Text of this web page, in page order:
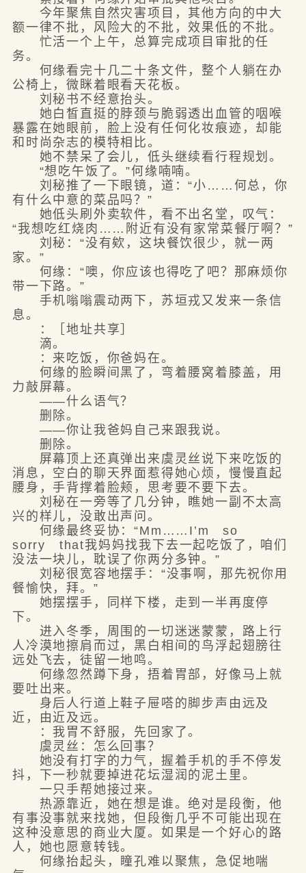
今年聚焦自然灾害项目，其他方向的中大
额一律不批，风险大的不批，效果低的不批。
忙活一个上午，总算完成项目审批的任
务。
何缘看完十几二十条文件，整个人躺在办
公椅上，微眯着眼看天花板。
刘秘书不经意抬头。
她白皙直挺的脖颈与脆弱透出血管的咽喉
暴露在她眼前，脸上没有任何化妆痕迹，却能
和时尚杂志的模特相比。
她不禁呆了会儿，低头继续看行程规划。
“想吃午饭了。”何缘喃喃。
刘秘推了一下眼镜，道：“小……何总，你
有什么中意的菜品吗？”
她低头刷外卖软件，看不出名堂，叹气：
“我想吃红烧肉……附近有没有家常菜餐厅啊？”
刘秘：“没有欸，这块餐饮很少，就一两
家。”
何缘：“噢，你应该也得吃了吧？那麻烦你
带一下路。”
手机嗡嗡震动两下，苏垣戎又发来一条信
息。
：［地址共享］
滴。
：来吃饭，你爸妈在。
何缘的脸瞬间黑了，弯着腰窝着膝盖，用
力敲屏幕。
——什么语气？
删除。
——你让我爸妈自己来跟我说。
删除。
屏幕顶上还真弹出来虞灵丝说下来吃饭的
消息，空白的聊天界面惹得她心烦，慢慢直起
腰身，手背撑着脸颊，思考要不要下去。
刘秘在一旁等了几分钟，瞧她一副不太高
兴的样儿，没敢出声问。
何缘最终妥协：“Mm……I’m so
sorry that我妈妈找我下去一起吃饭了，咱们
没法一块儿，耽误了你两分多钟。”
刘秘很宽容地摆手：“没事啊，那先祝你用
餐愉快，拜。”
她摆摆手，同样下楼，走到一半再度停
下。
进入冬季，周围的一切迷迷蒙蒙，路上行
人冷漠地擦肩而过，黑白相间的鸟浮起翅膀往
远处飞去，徒留一地鸣。
何缘忽然蹲下身，捂着胃部，好像马上就
要吐出来。
身后人行道上鞋子屉嗒的脚步声由远及
近，由近及远。
：我胃不舒服，先回家了。
虞灵丝：怎么回事？
她没有打字的力气，握着手机的手不停发
抖，下一秒就要掉进花坛湿润的泥土里。
一只手帮她接过来。
热源靠近，她在想是谁。绝对是段衡，他
有事没事就来找她，但段衡几乎不可能出现在
这种没意思的商业大厦。如果是一个好心的路
人，她也愿意转钱。
何缘抬起头，瞳孔难以聚焦，急促地喘